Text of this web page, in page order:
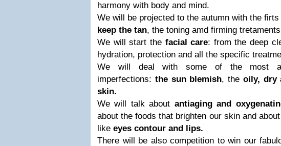
harmony with body and mind.
We will be projected to the autumn with the firts
keep the tan, the toning amd firming
We will start the facial care: from the deep
hydration, protection and all the specific
We will deal with some of the most
imperfections: the sunblemish, the oily, dry
skin.
We will talk about antiaging and
about the foods that brighten our skin and
like eyes contour and lips.
There will be also competition to win our